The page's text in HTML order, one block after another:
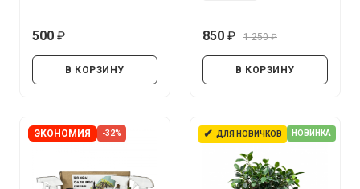
500
В КОРЗИНУ
850
1 250
В КОРЗИНУ
ЭКОНОМИЯ -32% ✔ ДЛЯ НОВИЧКОВ НОВИНКА